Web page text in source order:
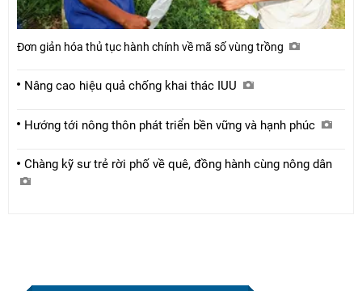
Đơn giản hóa thủ tục hành chính về mã số vùng trồng
Nâng cao hiệu quả chống khai thác IUU
Hướng tới nông thôn phát triển bền vững và hạnh phúc
Chàng kỹ sư trẻ rời phố về quê, đồng hành cùng nông dân